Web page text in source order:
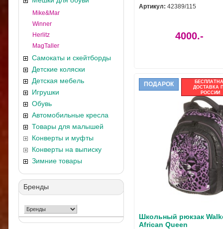
Mike&Mar
Winner
Herlitz
MagTaller
Самокаты и скейтборды
Детские коляски
Детская мебель
Игрушки
Обувь
Автомобильные кресла
Товары для малышей
Конверты и муфты
Конверты на выписку
Зимние товары
Бренды
Артикул: 42389/115
4000.-
ПОДАРОК
ДОСТАВКА
РОССИИ
Школьный рюкзак
African Queen